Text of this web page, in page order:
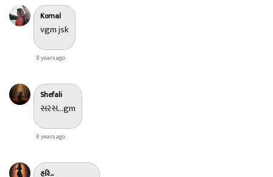
Komal
vgm jsk
8 years ago
Shefali
સરસ...gm
8 years ago
હરિ...